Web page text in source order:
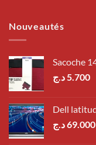
Nouveautés
Sacoche
5.700د.ج
Dell
69.000د.ج